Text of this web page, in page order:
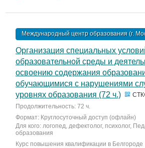
Международный центр образования (г.
Организация специальных
образовательной среды и
освоению содержания
обучающимися с нарушениями
уровнях образования (72 ч.)
Продолжительность: 72 ч.
Формат: Круглосуточный доступ (офлайн)
Для кого: логопед, дефектолог, психолог,
образования
Курс повышения квалификации в Белгороде